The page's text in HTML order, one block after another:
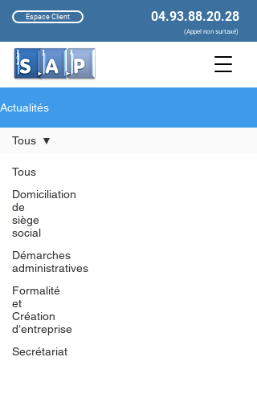
Espace Client 04.93.88.20.28
(Appel non surtaxé)
Actualités
Tous
Domiciliation
de
siège
social
Démarches
administratives
Formalité
et
Création
d’entreprise
Secrétariat
Tous